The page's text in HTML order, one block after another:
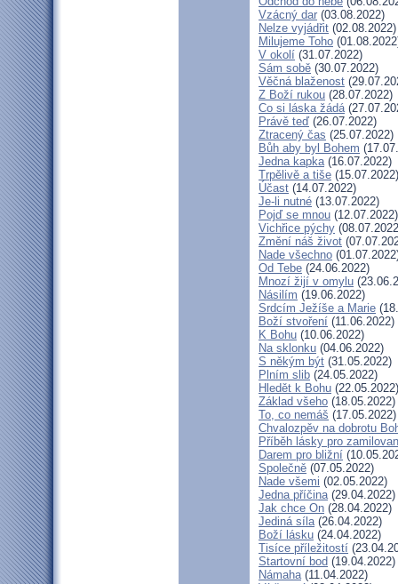
Vzácný dar (03.08.2022)
Nelze vyjádřit (02.08.2022)
Milujeme Toho
V okolí (31.07.2022)
Sám sobě (30.07.2022)
Věčná blaženost
Z Boží rukou (28.07.2022)
Co si láska žádá
Právě teď (26.07.2022)
Ztracený čas (25.07.2022)
Bůh aby byl Bohem
Jedna kapka(16.07.2022)
Trpělivě a tiše (15.07.2022)
Účast (14.07.2022)
Je-li nutné (13.07.2022)
Pojď se mnou (12.07.2022)
Vichřice pýchy
Změní náš život
Nade všechno
Od Tebe (24.06.2022)
Mnozí žijí v omylu
Násilím (19.06.2022)
Srdcím Ježíše a Marie
Boží stvoření (11.06.2022)
K Bohu (10.06.2022)
Na sklonku (04.06.2022)
S někým být (31.05.2022)
Plním slib (24.05.2022)
Hledět k Bohu (22.05.2022)
Základ všeho (18.05.2022)
To, co nemáš (17.05.2022)
Chvalozpěv na dobrotu
Příběh lásky pro
Darem pro bližní
Společně (07.05.2022)
Nade všemi (02.05.2022)
Jedna příčina(29.04.2022)
Jak chce On (28.04.2022)
Jediná síla(26.04.2022)
Boží lásku (24.04.2022)
Tisíce příležitostí
Startovní bod (19.04.2022)
Námaha(11.04.2022)